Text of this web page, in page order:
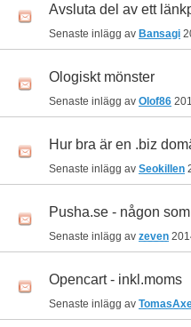
Avsluta del av ett
Senaste inlägg av Bansagi
Ologiskt mönster
Senaste inlägg av Olof86
Hur bra är en .biz
Senaste inlägg av Seokillen
Pusha.se - någon
Senaste inlägg av zeven
Opencart - inkl.moms
Senaste inlägg av